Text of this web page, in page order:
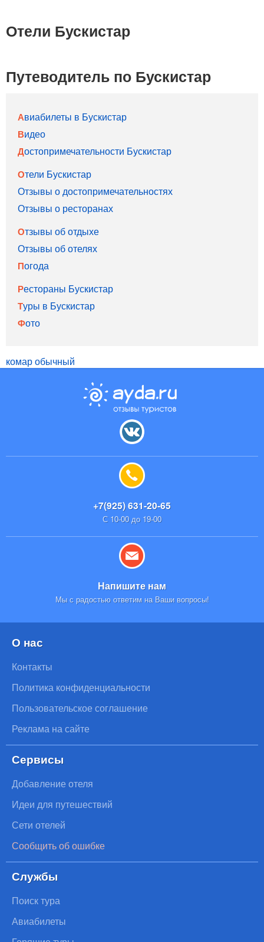
Отели Бускистар
Путеводитель по Бускистар
Авиабилеты в Бускистар
Видео
Достопримечательности Бускистар
Отели Бускистар
Отзывы о достопримечательностях
Отзывы о ресторанах
Отзывы об отдыхе
Отзывы об отелях
Погода
Рестораны Бускистар
Туры в Бускистар
Фото
комар обычный
+7(925) 631-20-65
С 10-00 до 19-00
Напишите нам
Мы с радостью ответим на Ваши вопросы!
О нас
Контакты
Политика конфиденциальности
Пользовательское соглашение
Реклама на сайте
Сервисы
Добавление отеля
Идеи для путешествий
Сети отелей
Сообщить об ошибке
Службы
Поиск тура
Авиабилеты